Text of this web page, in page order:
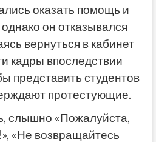
оказать помощь и
он отказывался
вернуться в кабинет
кадры впоследствии
представить студентов
протестующие.
слышно «Пожалуйста,
«Не возвращайтесь